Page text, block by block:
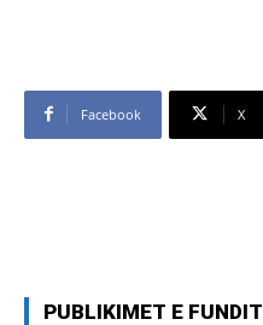
Facebook X
PUBLIKIMET E FUNDIT